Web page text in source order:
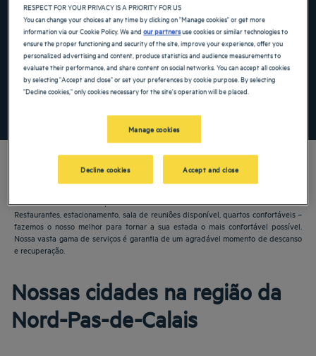
Navigate forward to interact with the calendar and select a date. Press the
Navigate backward to interact with the
Adicionar código especial
Os hotéis Golden Tulip lhe dão as boas-vindas à Nord-Pas-de-Calais.
Restaurantes, estacionamento, sala de reuniões disponível, quartos confortáveis –
fazemos o nosso melhor para tornar a sua estada o mais confortável possível.
Nossa vasta gama de serviços é garantia de um agradável momento de descanso
e recuperação.
Nossas cidades na região da
Nord-Pas-de-Calais
RESPECT FOR YOUR PRIVACY IS A PRIORITY FOR US
You can change your choices at any time by clicking on "Manage cookies" or get more
information via our Cookie Policy. We andour partnersuse cookies or similar technologies to
ensure the proper functioning and security of the site, improve your experience, offer you
personalized advertising and content, produce statistics and audience measurements to
evaluate their performance, and share content on social networks. You can accept all cookies
by selecting "Accept and close" or set your preferences by cookie purpose. By selecting
"Decline cookies," only cookies necessary for the site's operation will be placed.
Manage cookies
Decline cookies Accept and close